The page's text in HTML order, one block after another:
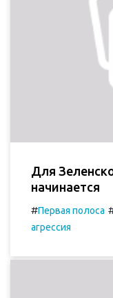
Для
начинается
#Первая полоса
агрессия